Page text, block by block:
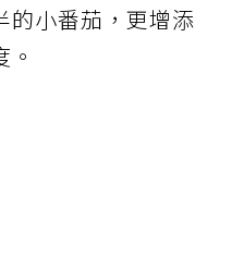
的小番茄，更增添